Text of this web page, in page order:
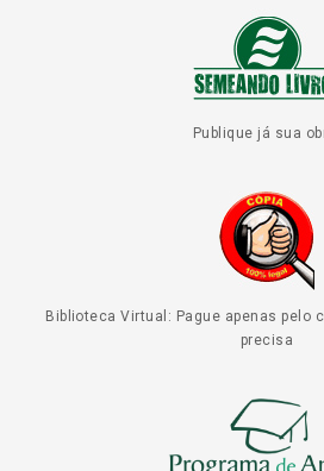
Publique já sua
Biblioteca Virtual: Pague apenas pelo
precisa